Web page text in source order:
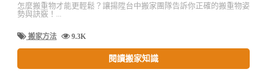
怎麼搬重物才能更輕鬆？讓揚陞台中搬家團隊告訴你正確的搬重物姿
勢與訣竅！...
搬家方法 9.3K
閱讀搬家知識